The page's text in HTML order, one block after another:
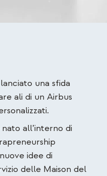
una sfida
ali di un Airbus
all’interno di
idee di
delle Maison del